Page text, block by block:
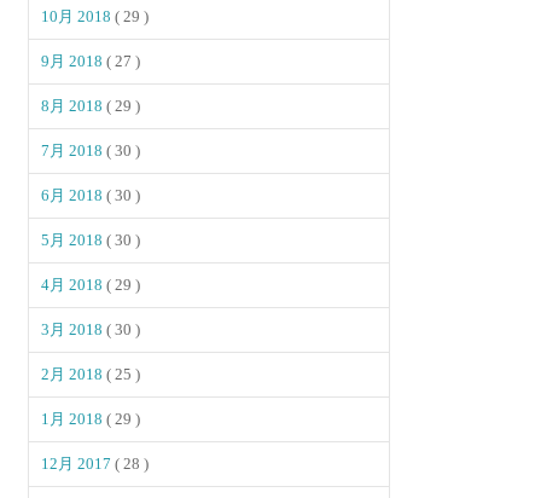
10月 2018( 29 )
9月 2018( 27 )
8月 2018( 29 )
7月 2018( 30 )
6月 2018( 30 )
5月 2018( 30 )
4月 2018( 29 )
3月 2018( 30 )
2月 2018( 25 )
1月 2018( 29 )
12月 2017( 28 )